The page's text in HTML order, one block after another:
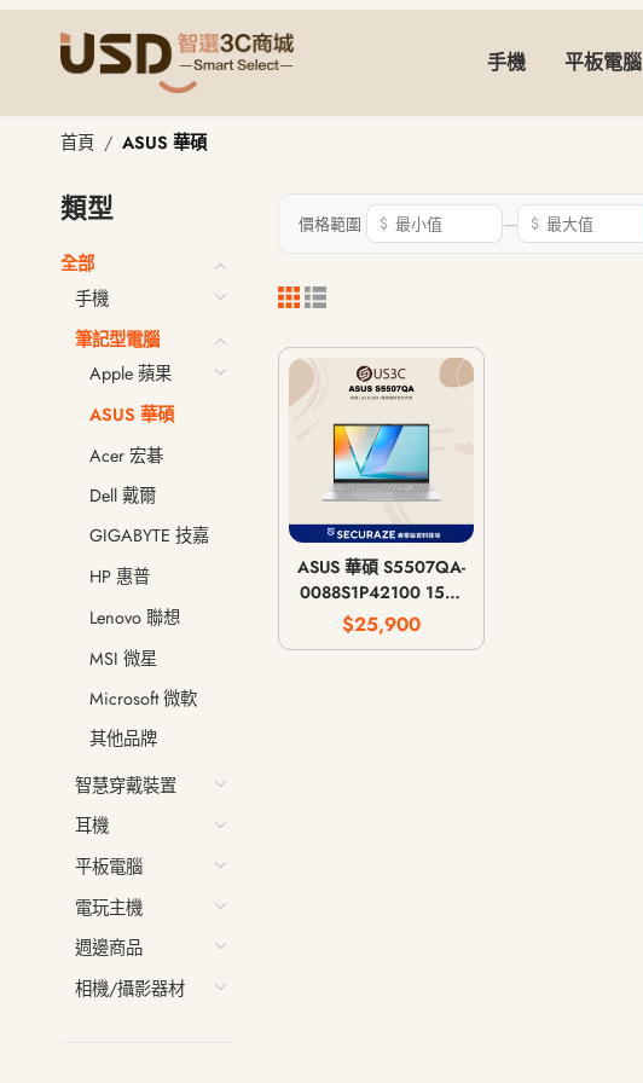
手機 平板電腦
ASUS 華碩
首頁 ASUS 華碩
類型
全部
手機
筆記型電腦
Apple 蘋果
ASUS 華碩
Acer 宏碁
Dell 戴爾
GIGABYTE 技嘉
HP 惠普
Lenovo 聯想
MSI 微星
Microsoft 微軟
其他品牌
智慧穿戴裝置
耳機
平板電腦
電玩主機
週邊商品
相機/攝影器材
價格範圍 $ — $
ASUS 華碩 S5507QA-
0088S1P42100 15吋
3K OLED Snapdragon
X1P-42-100 16G 1T
$25,900